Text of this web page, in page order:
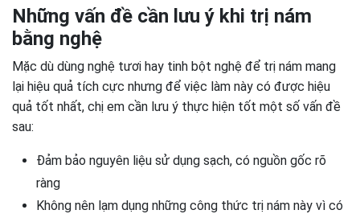
Những vấn đề cần lưu ý khi trị nám
bằng nghệ
Mặc dù dùng nghệ tươi hay tinh bột nghệ để trị nám mang
lại hiệu quả tích cực nhưng để việc làm này có được hiệu
quả tốt nhất, chị em cần lưu ý thực hiện tốt một số vấn đề
sau:
Đảm bảo nguyên liệu sử dụng sạch, có nguồn gốc rõ
ràng
Không nên lạm dụng những công thức trị nám này vì có